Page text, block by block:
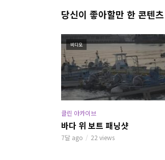
당신이 좋아할만 한 콘텐츠
비디오
클린 아카이브
바다 위 보트 패닝샷
7달 ago 22 views